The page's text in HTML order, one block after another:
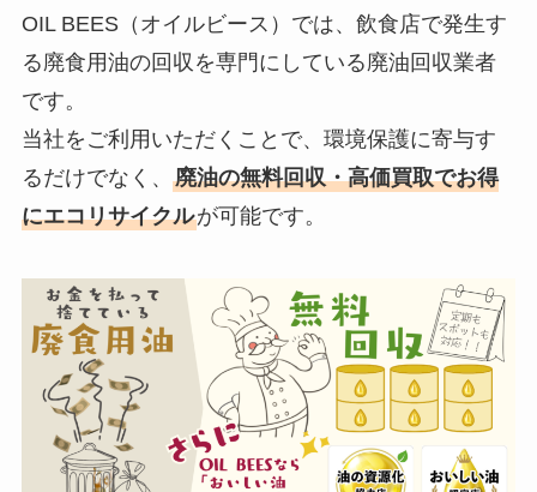
OIL BEES（オイルビース）では、飲食店で発生す
る廃食用油の回収を専門にしている廃油回収業者
です。
当社をご利用いただくことで、環境保護に寄与す
るだけでなく、 廃油の無料回収・高価買取でお得
にエコリサイクルが可能です。